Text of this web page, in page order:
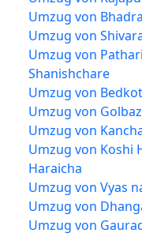
Umzug von
Umzug von
Umzug von
Shanishchare
Umzug von
Umzug von
Umzug von
Umzug von Koshi
Haraicha
Umzug von Vyas
Umzug von
Umzug von